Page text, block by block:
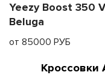
Yeezy Boost 350
Beluga
от 85000 РУБ
Кроссовки